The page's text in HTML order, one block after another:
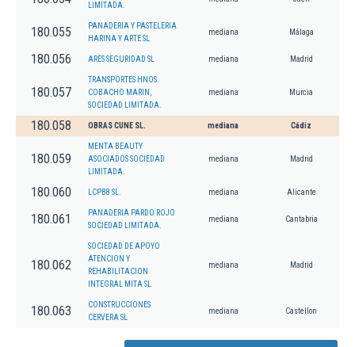
LIMITADA.
180.055
PANADERIA Y PASTELERIA
HARINA Y ARTE SL
mediana Málaga
180.056 ARES SEGURIDAD SL mediana Madrid
180.057
TRANSPORTES HNOS.
COBACHO MARIN,
SOCIEDAD LIMITADA.
mediana Murcia
180.058 OBRAS CUNE SL. mediana Cádiz
180.059
MENTA BEAUTY
ASOCIADOS SOCIEDAD
LIMITADA.
mediana Madrid
180.060 LCPB8 SL. mediana Alicante
180.061
PANADERIA PARDO ROJO
SOCIEDAD LIMITADA.
mediana Cantabria
180.062
SOCIEDAD DE APOYO
ATENCION Y
REHABILITACION
INTEGRAL MITA SL
mediana Madrid
180.063
CONSTRUCCIONES
CERVERA SL
mediana Castellon